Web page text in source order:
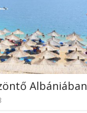
Albániában